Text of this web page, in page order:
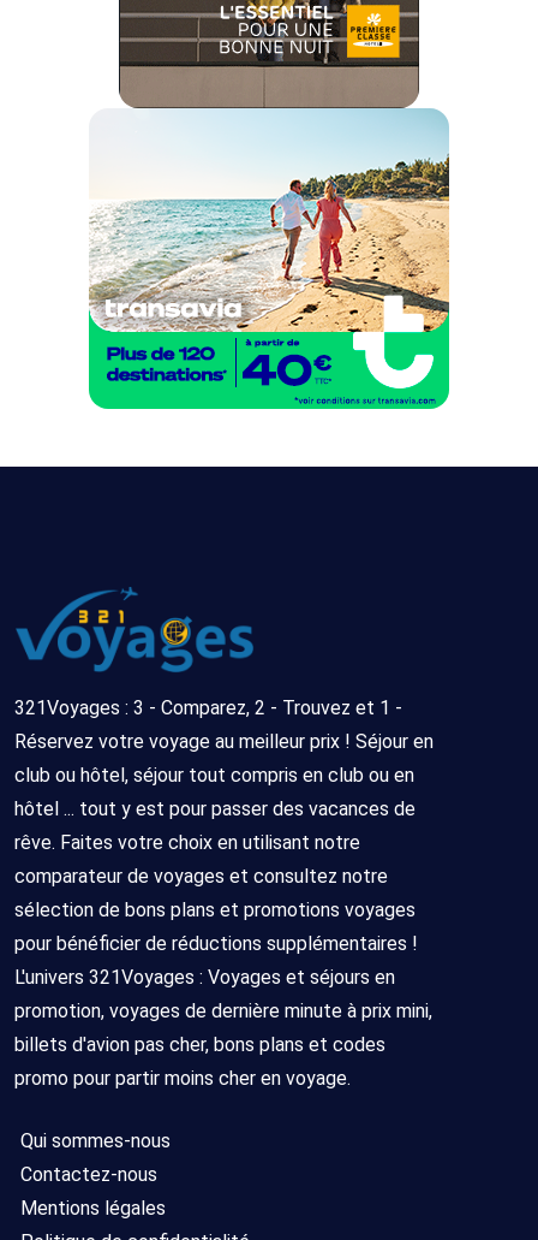
321Voyages : 3 - Comparez, 2 - Trouvez et 1 -
Réservez votre voyage au meilleur prix ! Séjour en
club ou hôtel, séjour tout compris en club ou en
hôtel ... tout y est pour passer des vacances de
rêve. Faites votre choix en utilisant notre
comparateur de voyages et consultez notre
sélection de bons plans et promotions voyages
pour bénéficier de réductions supplémentaires !
L'univers 321Voyages : Voyages et séjours en
promotion, voyages de dernière minute à prix mini,
billets d'avion pas cher, bons plans et codes
promo pour partir moins cher en voyage.
Qui sommes-nous
Contactez-nous
Mentions légales